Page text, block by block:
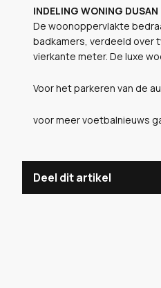
INDELING WONING
De woonoppervlakte
badkamers, verdeeld over
vierkante meter. De luxe
Voor het parkeren van de
voor meer voetbalnieuws
Deel dit artikel